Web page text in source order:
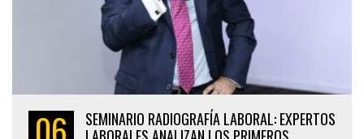
SEMINARIO RADIOGRAFÍA LABORAL: EXPERTOS